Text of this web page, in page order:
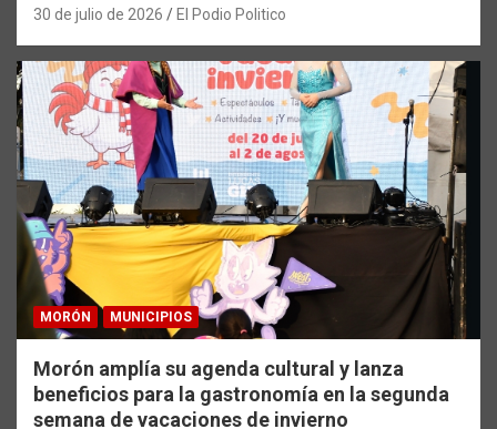
30 de julio de 2026 El Podio Politico
MORÓN MUNICIPIOS
Morón amplía su agenda cultural y lanza
beneficios para la gastronomía en la segunda
semana de vacaciones de invierno